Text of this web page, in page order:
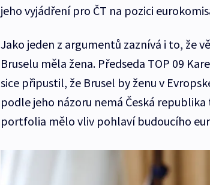
jeho vyjádření pro ČT na pozici
Jako jeden z argumentů zaznívá i to, že
Bruselu měla žena. Předseda TOP 09
sice připustil, že Brusel by ženu v
podle jeho názoru nemá Česká
portfolia mělo vliv pohlaví budoucího